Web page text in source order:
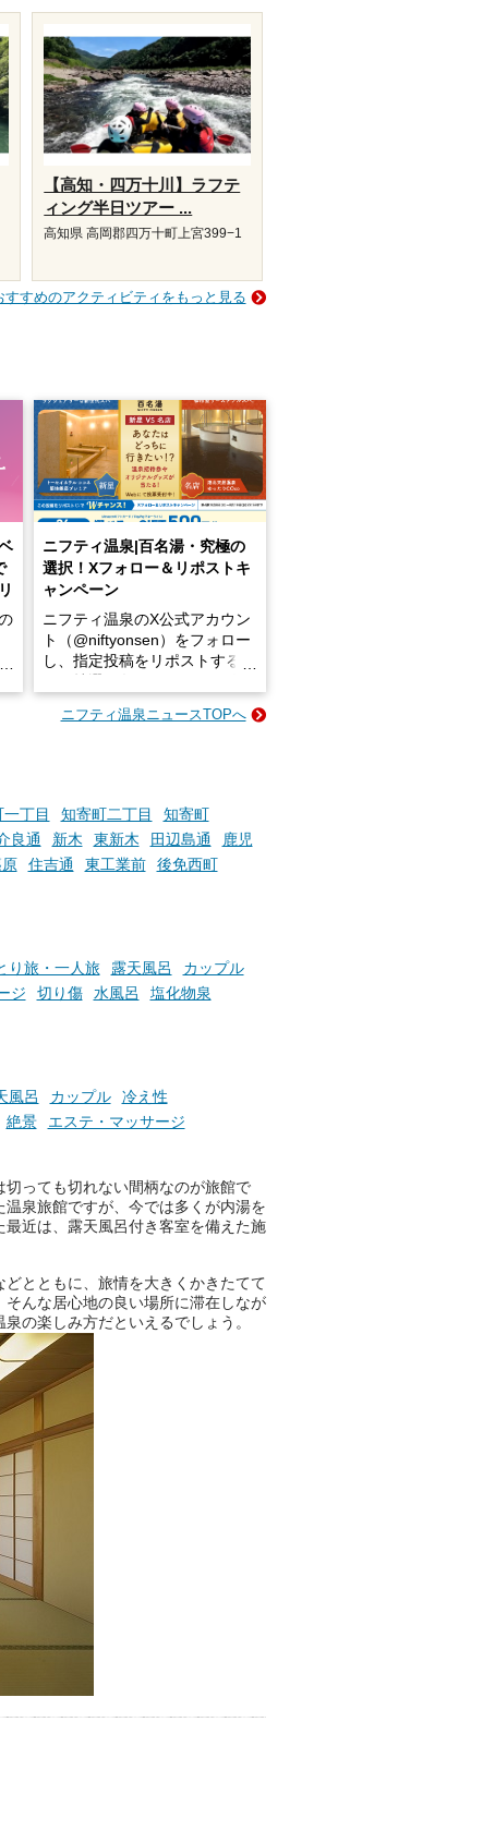
【高知・四万十川】ラフテ
ィング半日ツアー ...
高知県 高岡郡四万十町上宮399−1
すすめのアクティビティをもっと見る
ニフティ温泉|百名湯・究極の
選択！Xフォロー＆リポストキ
ャンペーン
ニフティ温泉のX公式アカウン
ト（@niftyonsen）をフォロー
し、指定投稿をリポストする
GIFT500円分をプレゼントい
ニフティ温泉ニュースTOPへ
丁目 知寄町二丁目
知寄町
良通 新木 東新木 田辺島通
鹿児
住吉通 東工業前
後免西町
り旅・一人旅 露天風呂
カップル
ジ 切り傷 水風呂
塩化物泉
風呂 カップル
冷え性
絶景 エステ・マッサージ
切っても切れない間柄なのが旅館で
泉旅館ですが、今では多くが内湯を
近は、露天風呂付き客室を備えた施
とともに、旅情を大きくかきたてて
んな居心地の良い場所に滞在しなが
の楽しみ方だといえるでしょう。